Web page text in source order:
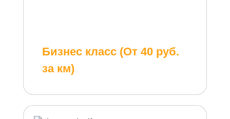
Бизнес класс (От 40 руб.
за км)